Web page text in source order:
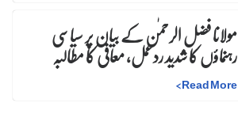
مولانا فضل الرحمٰن کے بیان پر سیاسی
رہنماؤں کا شدید ردعمل، معافی کا مطالبہ
Read More
>